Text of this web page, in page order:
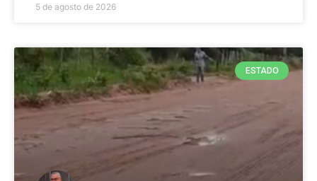
5 de agosto de 2026
ESTADO